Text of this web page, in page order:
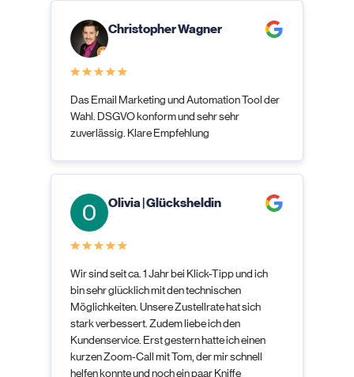
Christopher Wagner
Das Email Marketing und Automation Tool der
Wahl. DSGVO konform und sehr sehr
zuverlässig. Klare Empfehlung
Olivia | Glücksheldin
Wir sind seit ca. 1 Jahr bei Klick-Tipp und ich
bin sehr glücklich mit den technischen
Möglichkeiten. Unsere Zustellrate hat sich
stark verbessert. Zudem liebe ich den
Kundenservice. Erst gestern hatte ich einen
kurzen Zoom-Call mit Tom, der mir schnell
helfen konnte und noch ein paar Kniffe